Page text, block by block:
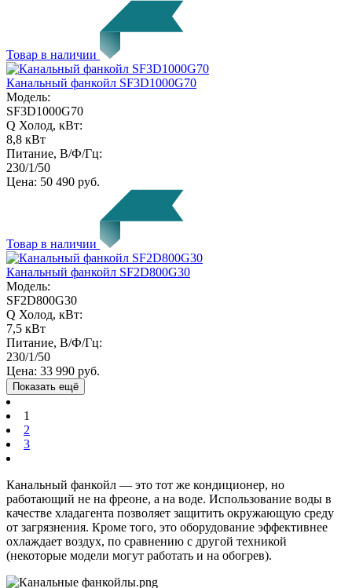
Товар в наличии
Канальный фанкойл SF3D1000G70
Модель:
SF3D1000G70
Q Холод, кВт:
8,8 кВт
Питание, В/Ф/Гц:
230/1/50
Цена: 50 490 руб.
Товар в наличии
Канальный фанкойл SF2D800G30
Модель:
SF2D800G30
Q Холод, кВт:
7,5 кВт
Питание, В/Ф/Гц:
230/1/50
Цена: 33 990 руб.
Показать ещё
1
2
3
Канальный фанкойл — это тот же кондиционер, но
работающий не на фреоне, а на воде. Использование воды в
качестве хладагента позволяет защитить окружающую среду
от загрязнения. Кроме того, это оборудование эффективнее
охлаждает воздух, по сравнению с другой техникой
(некоторые модели могут работать и на обогрев).